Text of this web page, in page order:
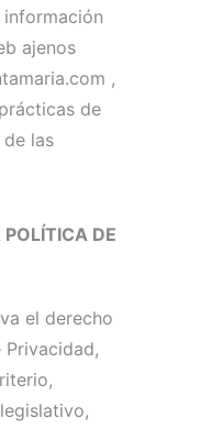
ajenos
,
de
las
DE
el derecho